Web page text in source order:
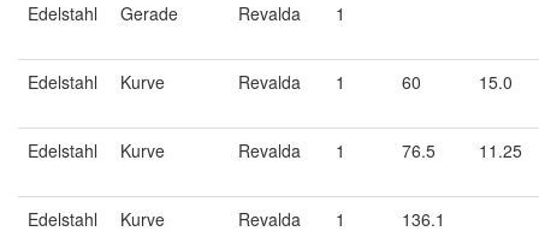
Edelstahl Gerade Revalda 1
Edelstahl Kurve Revalda 1 60 15.0
Edelstahl Kurve Revalda 1 76.5 11.25
Edelstahl Kurve Revalda 1 136.1